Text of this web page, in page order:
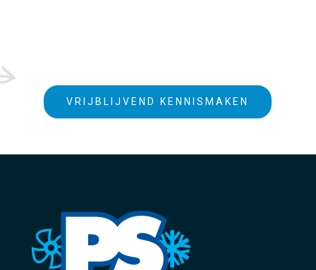
VRIJBLIJVEND KENNISMAKEN